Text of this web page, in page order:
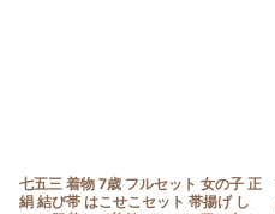
七五三 着物 7歳 フルセット 女の子 正
絹 結び帯 はこせこセット 帯揚げ し